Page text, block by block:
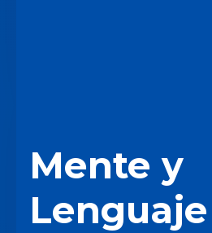
Mente y
Lenguaje